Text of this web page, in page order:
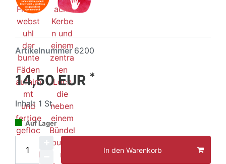
Artikelnummer6200
14,50 EUR *
Inhalt 1 St.
Auf Lager
In den Warenkorb